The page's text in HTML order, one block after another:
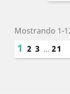
Mostrando 1-
1 2 3 … 21